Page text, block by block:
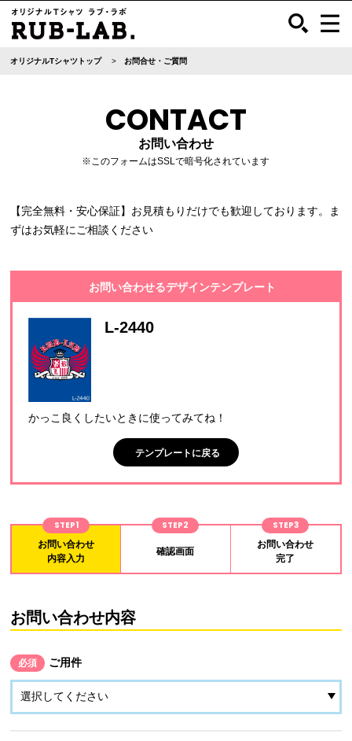
オリジナルTシャツトップ お問合せ・ご質問
CONTACT
お問い合わせ
※このフォームはSSLで暗号化されています
【完全無料・安心保証】お見積もりだけでも歓迎しております。ま
ずはお気軽にご相談ください
お問い合わせるデザインテンプレート
L-2440
かっこ良くしたいときに使ってみてね！
テンプレートに戻る
STEP1
お問い合わせ
内容入力
STEP2
確認画面
STEP3
お問い合わせ
完了
お問い合わせ内容
必須 ご用件